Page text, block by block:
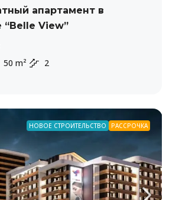
апартамент в
“Belle View”
50 m² 2
НОВОЕ СТРОИТЕЛЬСТВО РАССРОЧКА